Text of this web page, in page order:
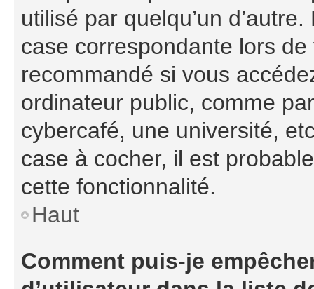
utilisé par quelqu’un
case correspondante lors
recommandé si vous
ordinateur public, comme
cybercafé, une université,
case à cocher, il est
cette fonctionnalité.
Haut
Comment puis-je